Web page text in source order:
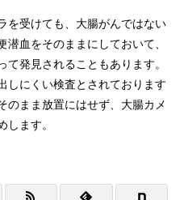
を受けても、大腸がんではない
血をそのままにしておいて、
発見されることもあります。
しにくい検査とされております
のまま放置にはせず、大腸カメ
します。